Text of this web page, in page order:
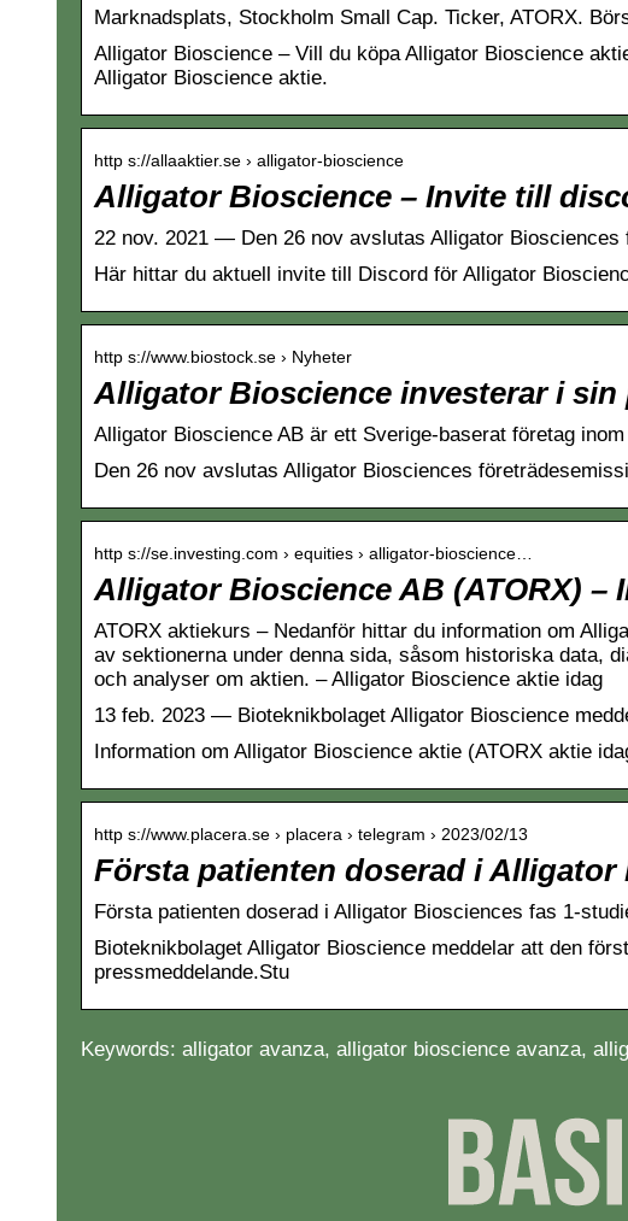
Marknadsplats, Stockholm Small Cap. Ticker, ATORX.
Alligator Bioscience – Vill du köpa Alligator Bioscience
Alligator Bioscience aktie.
http s://allaaktier.se › alligator-bioscience
Alligator Bioscience – Invite till
22 nov. 2021 — Den 26 nov avslutas Alligator
Här hittar du aktuell invite till Discord för Alligator
http s://www.biostock.se › Nyheter
Alligator Bioscience investerar i
Alligator Bioscience AB är ett Sverige-baserat företag
Den 26 nov avslutas Alligator Biosciences
http s://se.investing.com › equities › alligator-bioscience…
Alligator Bioscience AB (ATORX) –
ATORX aktiekurs – Nedanför hittar du information om
av sektionerna under denna sida, såsom historiska data,
och analyser om aktien. – Alligator Bioscience aktie idag
13 feb. 2023 — Bioteknikbolaget Alligator Bioscience
Information om Alligator Bioscience aktie (ATORX aktie
http s://www.placera.se › placera › telegram › 2023/02/13
Första patienten doserad i
Första patienten doserad i Alligator Biosciences fas 1-
Bioteknikbolaget Alligator Bioscience meddelar att den
pressmeddelande.Stu
Keywords: alligator avanza, alligator bioscience avanza,